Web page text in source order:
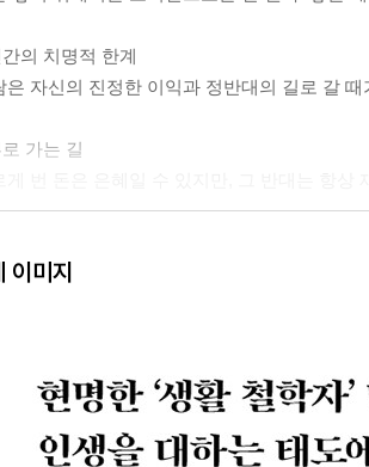
의 치명적 한계
은 자신의 진정한 이익과 정반대의 길로 갈 때
가는 길
행동은 올바른 생각에서 나온다”
한 일, 일상적이거나 불가피한 사고에 불안해
이미지